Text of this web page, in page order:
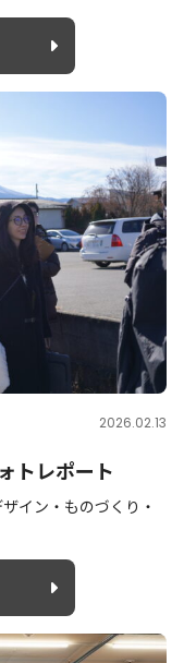
2026.02.13
トレポート
イン・ものづくり・